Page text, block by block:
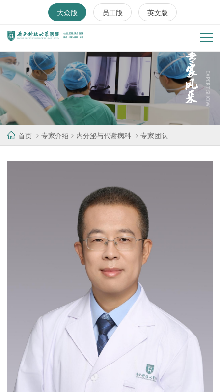
大众版 员工版 英文版
首页 专家介绍 内分泌与代谢病科 专家团队